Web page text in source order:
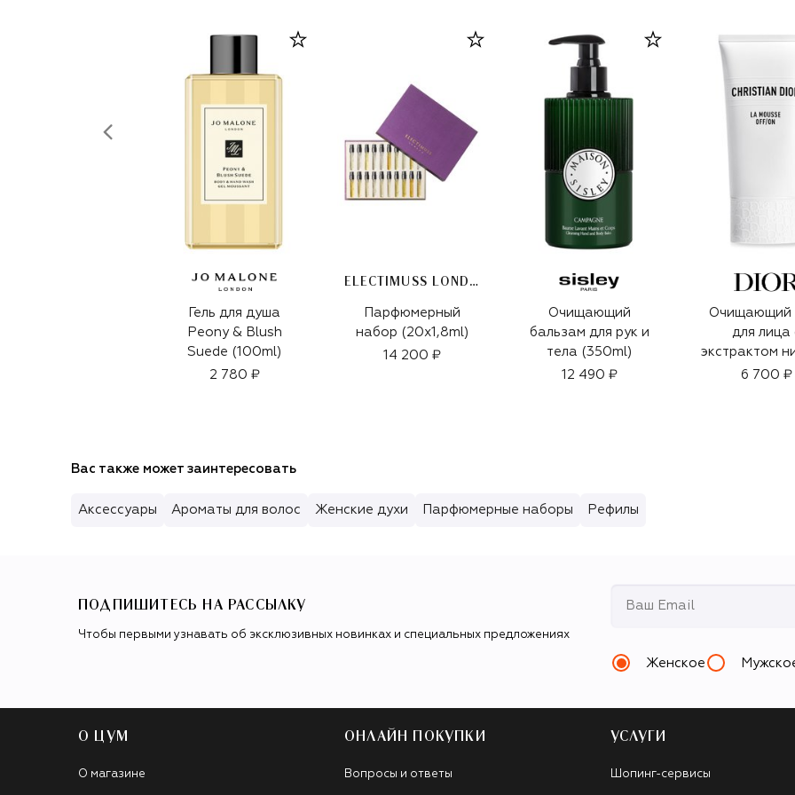
Гель для душа
Peony & Blush
Suede (100ml)
2 780 ₽
ELECTIMUSS LONDON
Парфюмерный
набор (20x1,8ml)
14 200 ₽
Очищающий
бальзам для рук и
тела (350ml)
12 490 ₽
Очищающий
для лица
экстрактом
La Mousse
6 700 ₽
Вас также может заинтересовать
Аксессуары Ароматы для волос Женские духи Парфюмерные наборы Рефилы
ПОДПИШИТЕСЬ НА РАССЫЛКУ
Чтобы первыми узнавать об эксклюзивных новинках и специальных предложениях
Женское
О ЦУМ
О магазине
ОНЛАЙН ПОКУПКИ
Вопросы и ответы
УСЛУГИ
Шопинг-сервисы